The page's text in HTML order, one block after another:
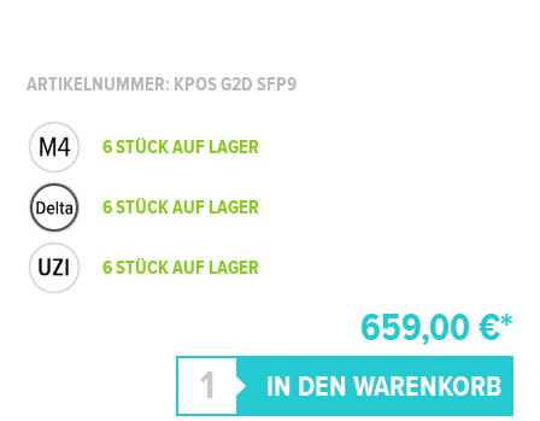
ARTIKELNUMMER: KPOS G2D SFP9
6 STÜCK AUF LAGER
6 STÜCK AUF LAGER
6 STÜCK AUF LAGER
659,00 €*